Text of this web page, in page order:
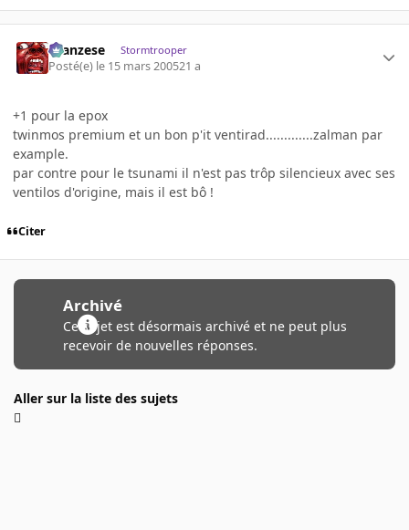
ilcanzese Stormtrooper
Posté(e) le 15 mars 200521 a
+1 pour la epox
twinmos premium et un bon p'it ventirad.............zalman par
example.
par contre pour le tsunami il n'est pas trôp silencieux avec ses
ventilos d'origine, mais il est bô !
Citer
Archivé
Ce sujet est désormais archivé et ne peut plus
recevoir de nouvelles réponses.
Aller sur la liste des sujets